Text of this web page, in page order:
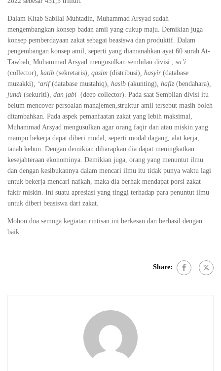
Dalam Kitab Sabilal Muhtadin, Muhammad Arsyad sudah
mengembangkan konsep badan amil yang cukup maju. Demikian juga
konsep pemberdayaan zakat sebagai beasiswa dan produktif. Dalam
pengembangan konsep amil, seperti yang diamanahkan ayat 60 surah At-
Tawbah, Muhammad Arsyad mengusulkan sembilan divisi ; sa’i
(collector) , katib (sekretaris) , qasim (distribusi) , hasyir (database
muzakki) , ‘arif(database mustahiq) , hasib (akunting) , hafiz (bendahara)
jundi (sekuriti) , dan jabi (deep collector). Pada saat Sembilan divisi itu
belum mencover persoalan manajemen,struktur amil tersebut masih boleh
ditambahkan. Pada aspek pemanfaatan zakat yang lebih maksimal,
Muhammad Arsyad mengusulkan agar orang faqir dan atau miskin yang
mampu bekerja dapat diberi modal, seperti modal dagang, alat kerja,
tanah kebun. Dengan demikian diharapkan dia dapat meningkatkan
kesejahteraan ekonominya. Demikian juga, orang yang menuntut ilmu
dan dengan kesibukannya dalam mencari ilmu itu tidak punya waktu lagi
untuk bekerja mencari nafkah, maka dia berhak mendapat porsi zakat
fakir miskin. Ini suatu apresiasi yang tinggi terhadap para penuntut ilmu
untuk diberi beasiswa dari zakat.
Mohon doa semoga kegiatan rintisan ini berkesan dan berhasil dengan
baik.
Share: